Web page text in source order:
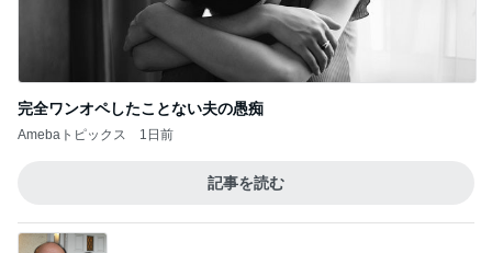
完全ワンオペしたことない夫の愚痴
Amebaトピックス 1日前
記事を読む